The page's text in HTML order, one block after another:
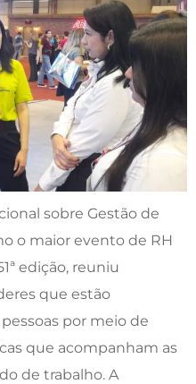
sobre Gestão de
o maior evento de RH
edição, reuniu
que estão
por meio de
que acompanham as
de trabalho. A